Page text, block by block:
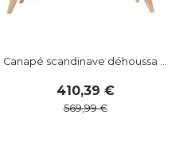
Canapé scandinave déhoussa ...
410,39
569,99